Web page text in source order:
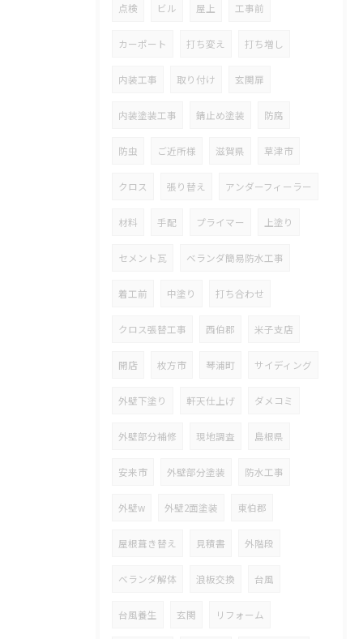
点検 ビル 屋上 工事前
カーポート 打ち変え 打ち増し
内装工事 取り付け 玄関扉
内装塗装工事 錆止め塗装 防腐
防虫 ご近所様 滋賀県 草津市
クロス 張り替え アンダーフィーラー
材料 手配 プライマー 上塗り
セメント瓦 ベランダ簡易防水工事
着工前 中塗り 打ち合わせ
クロス張替工事 西伯郡 米子支店
開店 枚方市 琴浦町 サイディング
外壁下塗り 軒天仕上げ ダメコミ
外壁部分補修 現地調査 島根県
安来市 外壁部分塗装 防水工事
外壁w 外壁2面塗装 東伯郡
屋根葺き替え 見積書 外階段
ベランダ解体 浪板交換 台風
台風養生 玄関 リフォーム